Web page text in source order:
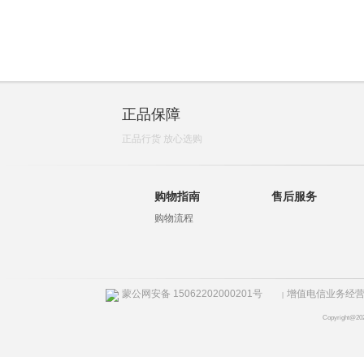
正品保障
正品行货 放心选购
购物指南
购物流程
售后服务
蒙公网安备 15062202000201号 | 增值电信业务经